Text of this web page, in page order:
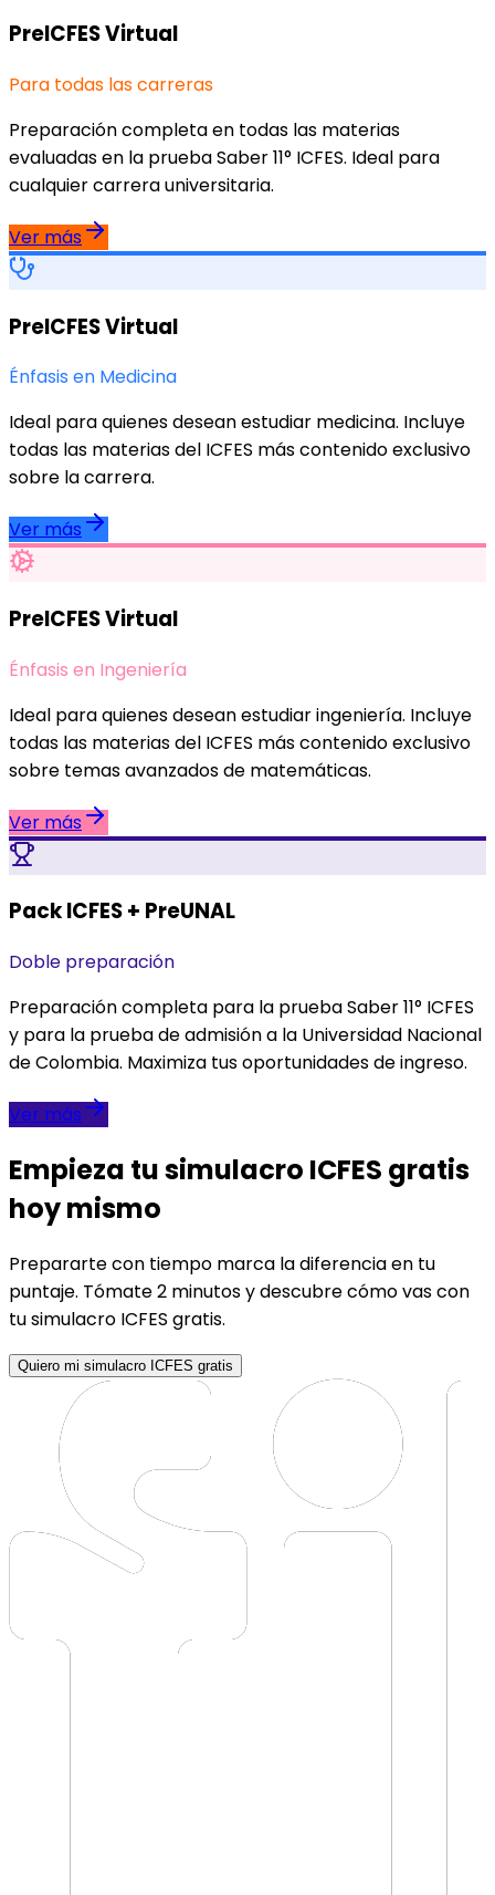
PreICFES Virtual
Para todas las carreras
Preparación completa en todas las materias
evaluadas en la prueba Saber 11° ICFES. Ideal para
cualquier carrera universitaria.
Ver más
PreICFES Virtual
Énfasis en Medicina
Ideal para quienes desean estudiar medicina. Incluye
todas las materias del ICFES más contenido exclusivo
sobre la carrera.
Ver más
PreICFES Virtual
Énfasis en Ingeniería
Ideal para quienes desean estudiar ingeniería. Incluye
todas las materias del ICFES más contenido exclusivo
sobre temas avanzados de matemáticas.
Ver más
Pack ICFES + PreUNAL
Doble preparación
Preparación completa para la prueba Saber 11° ICFES
y para la prueba de admisión a la Universidad Nacional
de Colombia. Maximiza tus oportunidades de ingreso.
Ver más
Empieza tu simulacro ICFES gratis
hoy mismo
Prepararte con tiempo marca la diferencia en tu
puntaje. Tómate 2 minutos y descubre cómo vas con
tu simulacro ICFES gratis.
Quiero mi simulacro ICFES gratis